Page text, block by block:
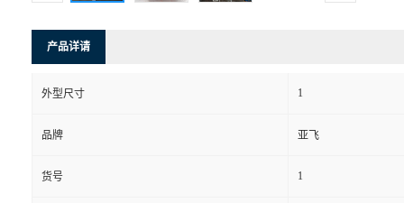
产品详请
外型尺寸 1
品牌 亚飞
货号 1